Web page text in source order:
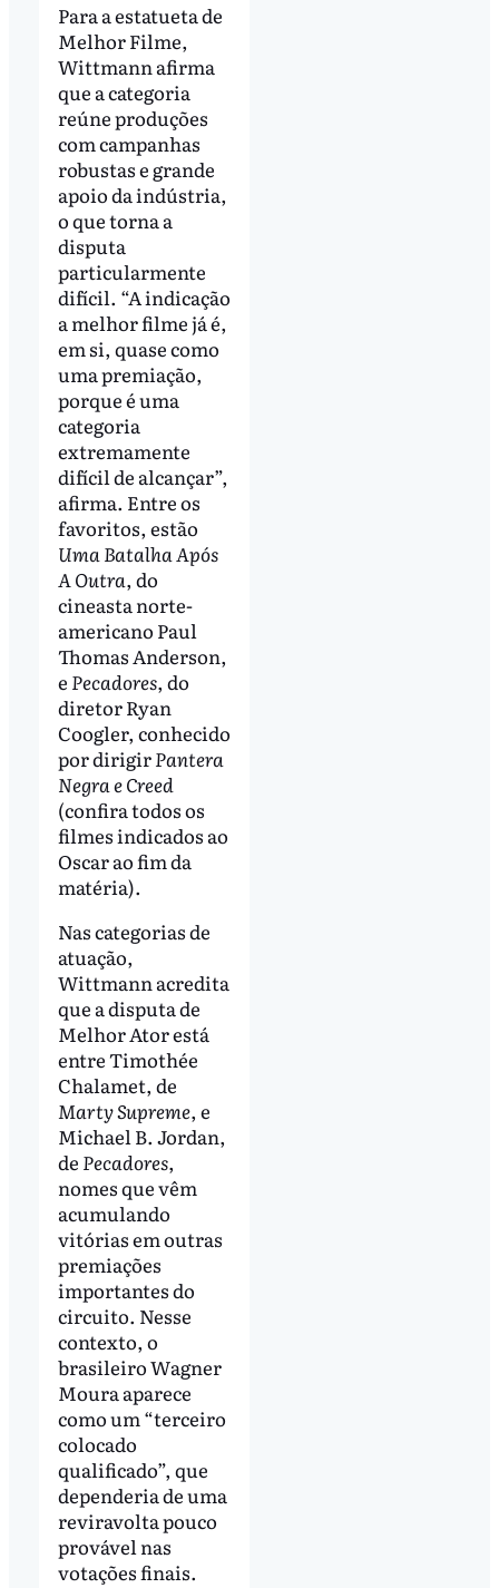
Para a estatueta de
Melhor Filme,
Wittmann afirma
que a categoria
reúne produções
com campanhas
robustas e grande
apoio da indústria,
o que torna a
disputa
particularmente
difícil. “A indicação
a melhor filme já é,
em si, quase como
uma premiação,
porque é uma
categoria
extremamente
difícil de alcançar”,
afirma. Entre os
favoritos, estão
Uma Batalha Após
A Outra, do
cineasta norte-
americano Paul
Thomas Anderson,
e Pecadores, do
diretor Ryan
Coogler, conhecido
por dirigirPantera
Negra e Creed
(confira todos os
filmes indicados ao
Oscar ao fim da
matéria).
Nas categorias de
atuação,
Wittmann acredita
que a disputa de
Melhor Ator está
entre Timothée
Chalamet, de
Marty Supreme, e
Michael B. Jordan,
de Pecadores,
nomes que vêm
acumulando
vitórias em outras
premiações
importantes do
circuito. Nesse
contexto, o
brasileiro Wagner
Moura aparece
como um “terceiro
colocado
qualificado”, que
dependeria de uma
reviravolta pouco
provável nas
votações finais.